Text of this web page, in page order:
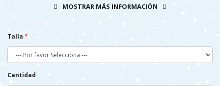
MOSTRAR MÁS INFORMACIÓN
Talla
Cantidad